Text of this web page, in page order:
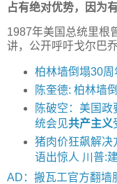
占有绝对优势，因为
1987年美国总统里根
讲，公开呼吁戈尔巴
柏林墙倒塌30周
陈奎德: 柏林墙
陈破空：美国
统会见共产主义
猪肉价狂飙解决
语出惊人 川普:
AD：搬瓦工官方翻墙